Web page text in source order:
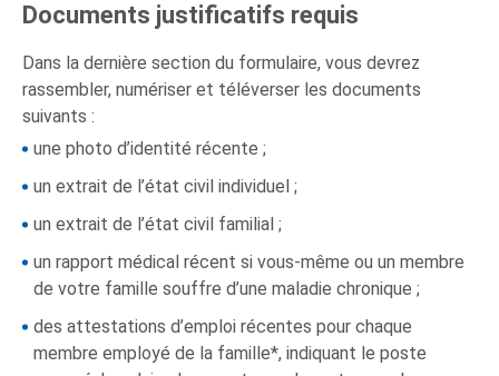
Documents justificatifs requis
Dans la dernière section du formulaire, vous devrez
rassembler, numériser et téléverser les documents
suivants :
une photo d’identité récente ;
un extrait de l’état civil individuel ;
un extrait de l’état civil familial ;
un rapport médical récent si vous-même ou un membre
de votre famille souffre d’une maladie chronique ;
des attestations d’emploi récentes pour chaque
membre employé de la famille*, indiquant le poste